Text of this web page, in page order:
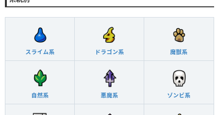
スライム系 ドラゴン系 魔獣系
自然系 悪魔系 ゾンビ系